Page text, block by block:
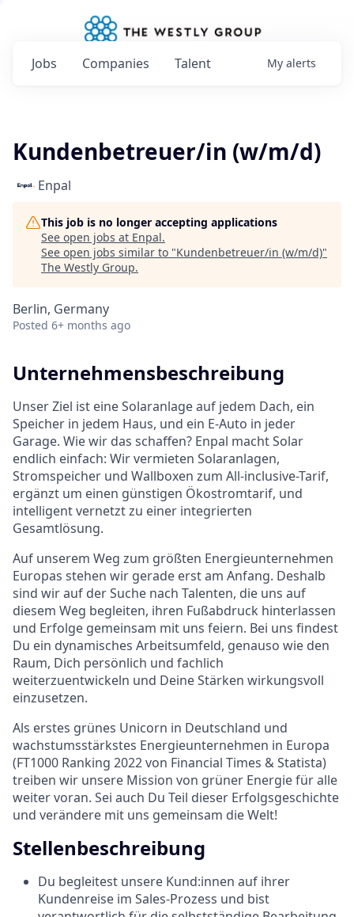
Jobs Companies Talent My alerts
Kundenbetreuer/in (w/m/d)
Enpal
This job is no longer accepting applications
See open jobs at Enpal.
See open jobs similar to "Kundenbetreuer/in (w/m/d)"
The Westly Group.
Berlin, Germany
Posted 6+ months ago
Unternehmensbeschreibung
Unser Ziel ist eine Solaranlage auf jedem Dach, ein
Speicher in jedem Haus, und ein E-Auto in jeder
Garage. Wie wir das schaffen? Enpal macht Solar
endlich einfach: Wir vermieten Solaranlagen,
Stromspeicher und Wallboxen zum All-inclusive-Tarif,
ergänzt um einen günstigen Ökostromtarif, und
intelligent vernetzt zu einer integrierten
Gesamtlösung.
Auf unserem Weg zum größten Energieunternehmen
Europas stehen wir gerade erst am Anfang. Deshalb
sind wir auf der Suche nach Talenten, die uns auf
diesem Weg begleiten, ihren Fußabdruck hinterlassen
und Erfolge gemeinsam mit uns feiern. Bei uns findest
Du ein dynamisches Arbeitsumfeld, genauso wie den
Raum, Dich persönlich und fachlich
weiterzuentwickeln und Deine Stärken wirkungsvoll
einzusetzen.
Als erstes grünes Unicorn in Deutschland und
wachstumsstärkstes Energieunternehmen in Europa
(FT1000 Ranking 2022 von Financial Times & Statista)
treiben wir unsere Mission von grüner Energie für alle
weiter voran. Sei auch Du Teil dieser Erfolgsgeschichte
und verändere mit uns gemeinsam die Welt!
Stellenbeschreibung
Du begleitest unsere Kund:innen auf ihrer
Kundenreise im Sales-Prozess und bist